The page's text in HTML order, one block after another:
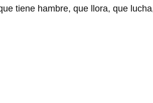
tiene hambre, que llora, que